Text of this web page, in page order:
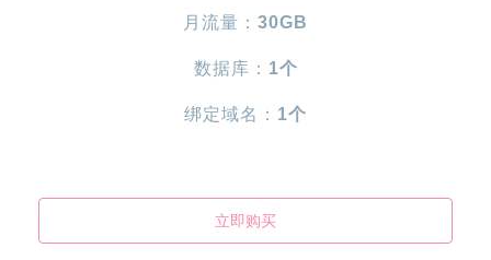
月流量： 30GB
数据库： 1个
绑定域名： 1个
立即购买